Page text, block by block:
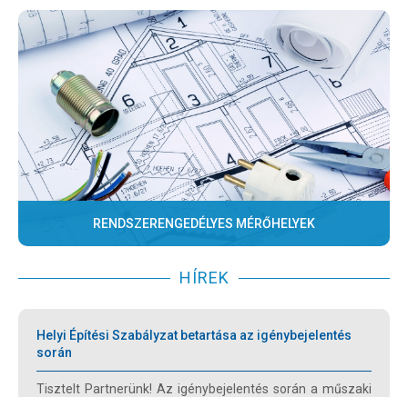
RENDSZERENGEDÉLYES MÉRŐHELYEK
HÍREK
Helyi Építési Szabályzat betartása az igénybejelentés
során
Tisztelt Partnerünk! Az igénybejelentés során a műszaki